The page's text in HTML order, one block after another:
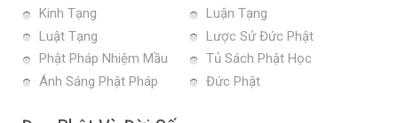
Kinh Tạng
Luận Tạng
Luật Tạng
Lược Sử Đức Phật
Phật Pháp Nhiệm Mầu
Tủ Sách Phật Học
Ánh Sáng Phật Pháp
Đức Phật